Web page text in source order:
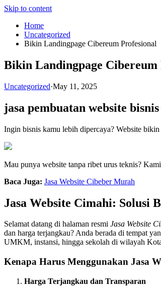
Skip to content
Home
Uncategorized
Bikin Landingpage Cibereum Profesional
Bikin Landingpage Cibereum
Uncategorized·May 11, 2025
jasa pembuatan website
Ingin bisnis kamu lebih dipercaya? Website
Mau punya website tanpa ribet urus teknis?
Baca Juga: Jasa Website Cibeber Murah
Jasa Website Cimahi: Solusi
Selamat datang di halaman resmi Jasa Website
dan harga terjangkau? Anda berada di tempat
UMKM, instansi, hingga sekolah di wilayah
Kenapa Harus Menggunakan Jasa
Harga Terjangkau dan Transparan